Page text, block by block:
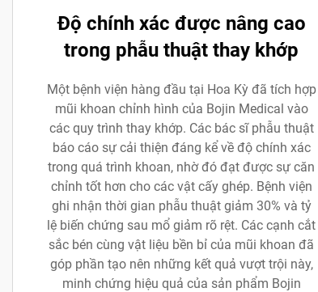
Độ chính xác được nâng cao
trong phẫu thuật thay khớp
Một bệnh viện hàng đầu tại Hoa Kỳ đã tích hợp
mũi khoan chỉnh hình của Bojin Medical vào
các quy trình thay khớp. Các bác sĩ phẫu thuật
báo cáo sự cải thiện đáng kể về độ chính xác
trong quá trình khoan, nhờ đó đạt được sự căn
chỉnh tốt hơn cho các vật cấy ghép. Bệnh viện
ghi nhận thời gian phẫu thuật giảm 30% và tỷ
lệ biến chứng sau mổ giảm rõ rệt. Các cạnh cắt
sắc bén cùng vật liệu bền bỉ của mũi khoan đã
góp phần tạo nên những kết quả vượt trội này,
minh chứng hiệu quả của sản phẩm Bojin